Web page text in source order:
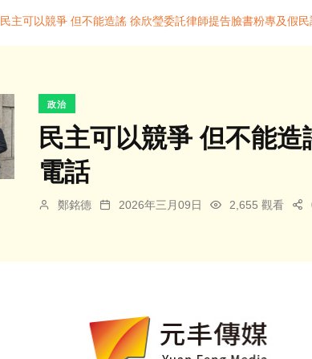
民主可以競爭 但不能造謠 徐欣瑩委託律師提告臉書粉專及假
政治
民主可以競爭 但不能
電話
鄭銘德 2026年三月09日 2,655 觀看